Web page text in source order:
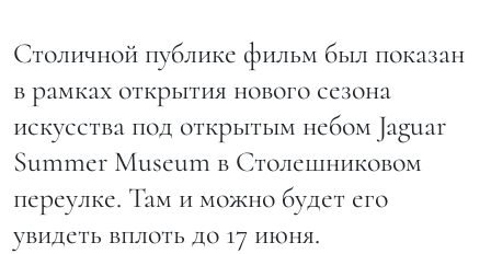
Столичной публике фильм был показан
в рамках открытия нового сезона
искусства под открытым небом Jaguar
Summer Museum в Столешниковом
переулке. Там и можно будет его
увидеть вплоть до 17 июня.